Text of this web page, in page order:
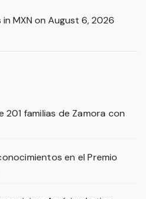
in MXN on August 6, 2026
familias de Zamora con
en el Premio